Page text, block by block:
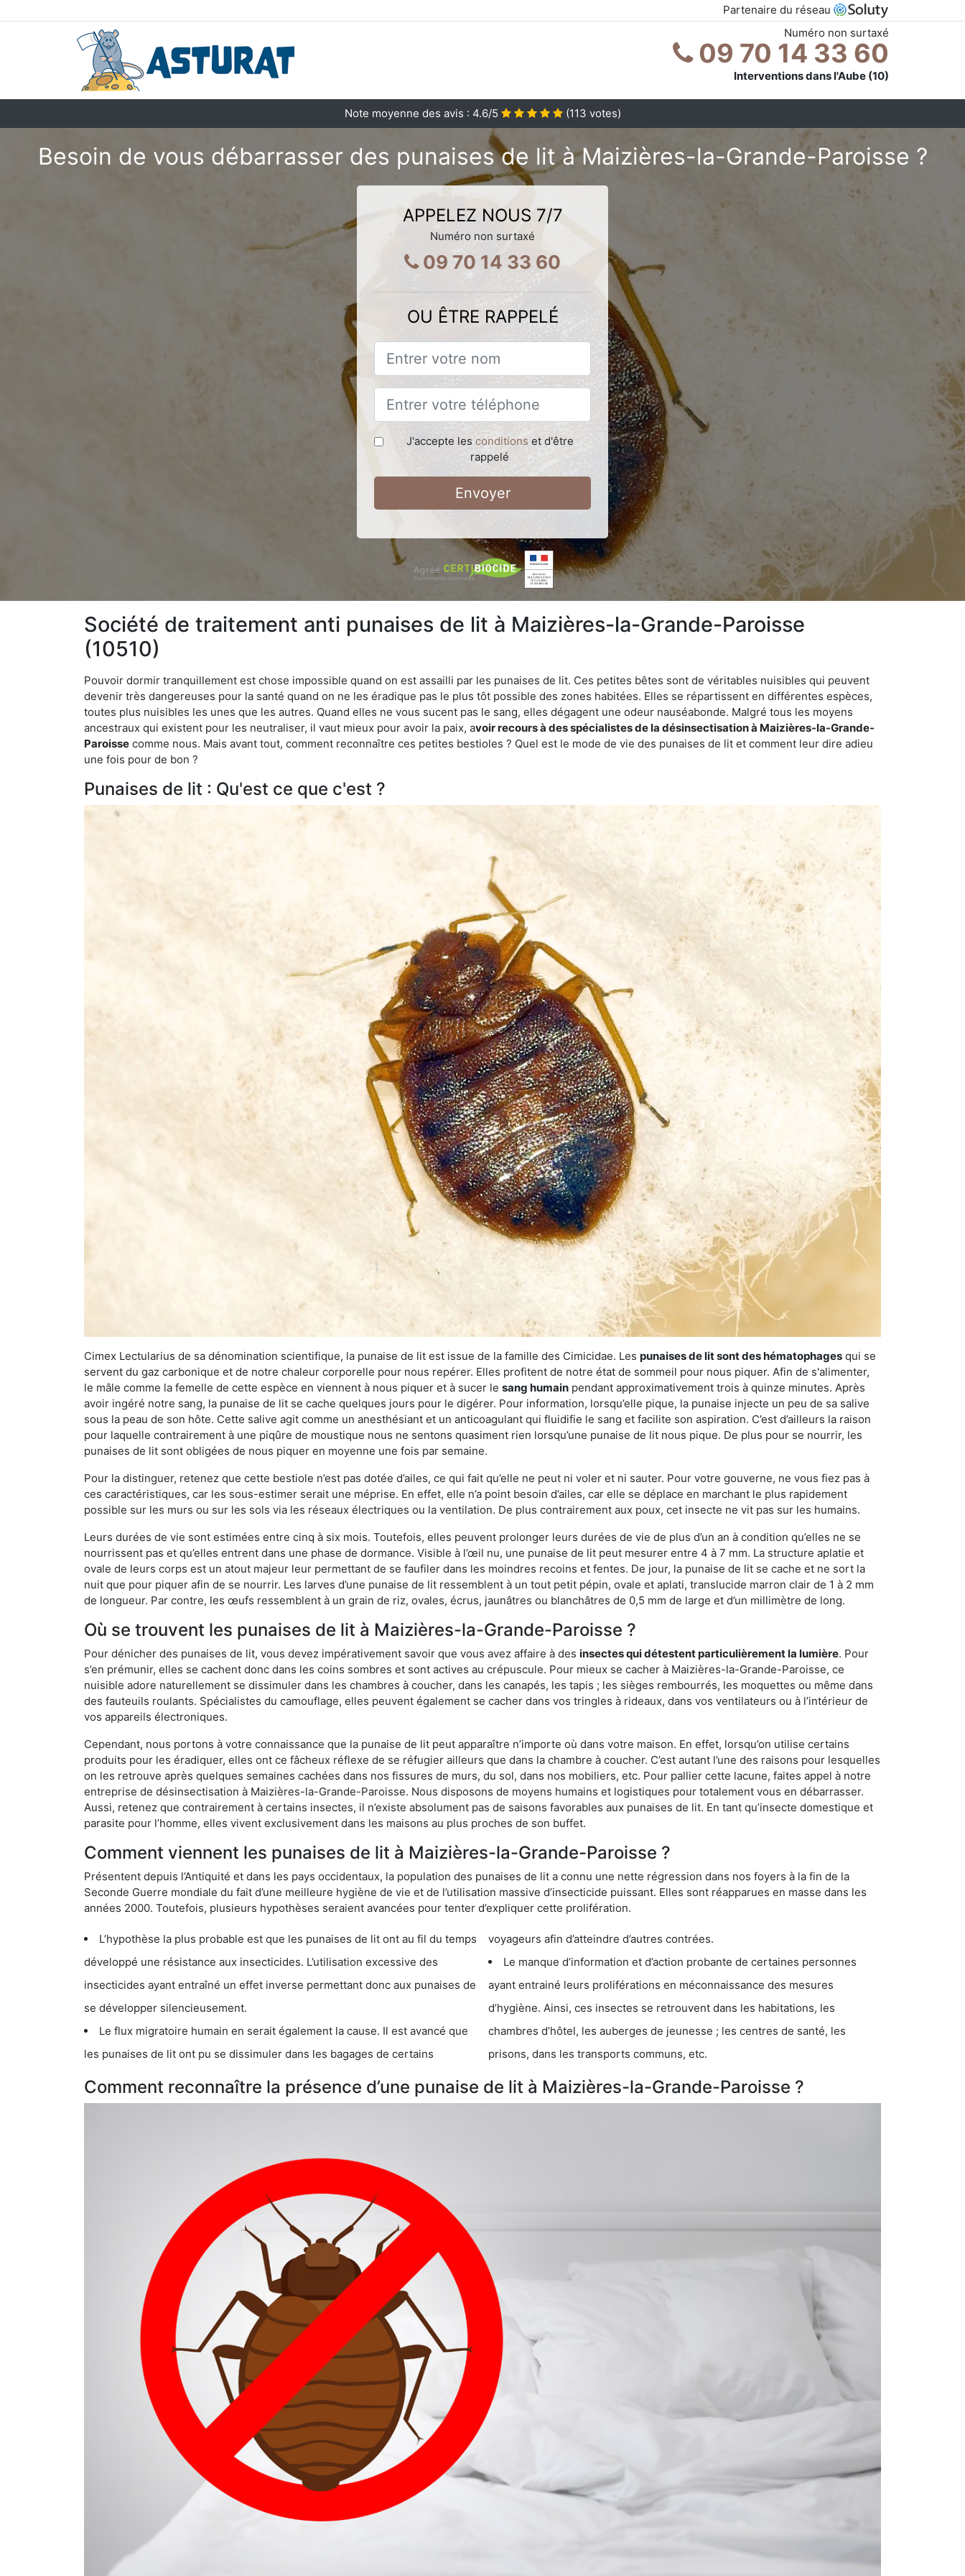
Partenaire du réseau
Numéro non surtaxé
09 70 14 33 60
Interventions dans l'Aube (10)
Note moyenne des avis : 4.6/5 (113 votes)
Besoin de vous débarrasser des punaises de lit à Maizières-la-Grande-Paroisse ?
APPELEZ NOUS 7/7
Numéro non surtaxé
09 70 14 33 60
OU ÊTRE RAPPELÉ
J'accepte les conditions et d'être
rappelé
Envoyer
Société de traitement anti punaises de lit à Maizières-la-Grande-Paroisse
(10510)
Pouvoir dormir tranquillement est chose impossible quand on est assailli par les punaises de lit. Ces petites bêtes sont de véritables nuisibles qui peuvent
devenir très dangereuses pour la santé quand on ne les éradique pas le plus tôt possible des zones habitées. Elles se répartissent en différentes espèces,
toutes plus nuisibles les unes que les autres. Quand elles ne vous sucent pas le sang, elles dégagent une odeur nauséabonde. Malgré tous les moyens
ancestraux qui existent pour les neutraliser, il vaut mieux pour avoir la paix, avoir recours à des spécialistes de la désinsectisation à Maizières-la-Grande-
Paroisse comme nous. Mais avant tout, comment reconnaître ces petites bestioles ? Quel est le mode de vie des punaises de lit et comment leur dire adieu
une fois pour de bon ?
Punaises de lit : Qu'est ce que c'est ?
Cimex Lectularius de sa dénomination scientifique, la punaise de lit est issue de la famille des Cimicidae. Les punaises de lit sont des hématophages qui se
servent du gaz carbonique et de notre chaleur corporelle pour nous repérer. Elles profitent de notre état de sommeil pour nous piquer. Afin de s'alimenter,
le mâle comme la femelle de cette espèce en viennent à nous piquer et à sucer le sang humain pendant approximativement trois à quinze minutes. Après
avoir ingéré notre sang, la punaise de lit se cache quelques jours pour le digérer. Pour information, lorsqu’elle pique, la punaise injecte un peu de sa salive
sous la peau de son hôte. Cette salive agit comme un anesthésiant et un anticoagulant qui fluidifie le sang et facilite son aspiration. C’est d’ailleurs la raison
pour laquelle contrairement à une piqûre de moustique nous ne sentons quasiment rien lorsqu’une punaise de lit nous pique. De plus pour se nourrir, les
punaises de lit sont obligées de nous piquer en moyenne une fois par semaine.
Pour la distinguer, retenez que cette bestiole n’est pas dotée d’ailes, ce qui fait qu’elle ne peut ni voler et ni sauter. Pour votre gouverne, ne vous fiez pas à
ces caractéristiques, car les sous-estimer serait une méprise. En effet, elle n’a point besoin d’ailes, car elle se déplace en marchant le plus rapidement
possible sur les murs ou sur les sols via les réseaux électriques ou la ventilation. De plus contrairement aux poux, cet insecte ne vit pas sur les humains.
Leurs durées de vie sont estimées entre cinq à six mois. Toutefois, elles peuvent prolonger leurs durées de vie de plus d’un an à condition qu’elles ne se
nourrissent pas et qu’elles entrent dans une phase de dormance. Visible à l’œil nu, une punaise de lit peut mesurer entre 4 à 7 mm. La structure aplatie et
ovale de leurs corps est un atout majeur leur permettant de se faufiler dans les moindres recoins et fentes. De jour, la punaise de lit se cache et ne sort la
nuit que pour piquer afin de se nourrir. Les larves d’une punaise de lit ressemblent à un tout petit pépin, ovale et aplati, translucide marron clair de 1 à 2 mm
de longueur. Par contre, les œufs ressemblent à un grain de riz, ovales, écrus, jaunâtres ou blanchâtres de 0,5 mm de large et d’un millimètre de long.
Où se trouvent les punaises de lit à Maizières-la-Grande-Paroisse ?
Pour dénicher des punaises de lit, vous devez impérativement savoir que vous avez affaire à des insectes qui détestent particulièrement la lumière. Pour
s’en prémunir, elles se cachent donc dans les coins sombres et sont actives au crépuscule. Pour mieux se cacher à Maizières-la-Grande-Paroisse, ce
nuisible adore naturellement se dissimuler dans les chambres à coucher, dans les canapés, les tapis ; les sièges rembourrés, les moquettes ou même dans
des fauteuils roulants. Spécialistes du camouflage, elles peuvent également se cacher dans vos tringles à rideaux, dans vos ventilateurs ou à l’intérieur de
vos appareils électroniques.
Cependant, nous portons à votre connaissance que la punaise de lit peut apparaître n’importe où dans votre maison. En effet, lorsqu’on utilise certains
produits pour les éradiquer, elles ont ce fâcheux réflexe de se réfugier ailleurs que dans la chambre à coucher. C’est autant l’une des raisons pour lesquelles
on les retrouve après quelques semaines cachées dans nos fissures de murs, du sol, dans nos mobiliers, etc. Pour pallier cette lacune, faites appel à notre
entreprise de désinsectisation à Maizières-la-Grande-Paroisse. Nous disposons de moyens humains et logistiques pour totalement vous en débarrasser.
Aussi, retenez que contrairement à certains insectes, il n’existe absolument pas de saisons favorables aux punaises de lit. En tant qu’insecte domestique et
parasite pour l’homme, elles vivent exclusivement dans les maisons au plus proches de son buffet.
Comment viennent les punaises de lit à Maizières-la-Grande-Paroisse ?
Présentent depuis l’Antiquité et dans les pays occidentaux, la population des punaises de lit a connu une nette régression dans nos foyers à la fin de la
Seconde Guerre mondiale du fait d’une meilleure hygiène de vie et de l’utilisation massive d’insecticide puissant. Elles sont réapparues en masse dans les
années 2000. Toutefois, plusieurs hypothèses seraient avancées pour tenter d’expliquer cette prolifération.
L’hypothèse la plus probable est que les punaises de lit ont au fil du temps
développé une résistance aux insecticides. L’utilisation excessive des
insecticides ayant entraîné un effet inverse permettant donc aux punaises de
se développer silencieusement.
Le flux migratoire humain en serait également la cause. Il est avancé que
les punaises de lit ont pu se dissimuler dans les bagages de certains
voyageurs afin d’atteindre d’autres contrées.
Le manque d’information et d’action probante de certaines personnes
ayant entrainé leurs proliférations en méconnaissance des mesures
d’hygiène. Ainsi, ces insectes se retrouvent dans les habitations, les
chambres d’hôtel, les auberges de jeunesse ; les centres de santé, les
prisons, dans les transports communs, etc.
Comment reconnaître la présence d’une punaise de lit à Maizières-la-Grande-Paroisse ?